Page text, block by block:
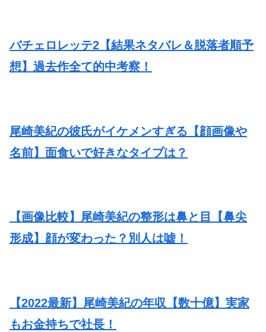
バチェロレッテ2【結果ネタバレ＆脱落者順予
想】過去作全て的中考察！
尾崎美紀の彼氏がイケメンすぎる【顔画像や
名前】面食いで好きなタイプは？
【画像比較】尾崎美紀の整形は鼻と目【鼻尖
形成】顔が変わった？別人は嘘！
【2022最新】尾崎美紀の年収【数十億】実家
もお金持ちで社長！